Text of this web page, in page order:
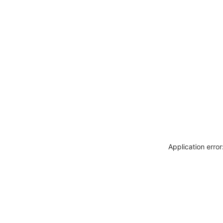
Application